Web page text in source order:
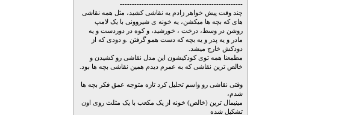
---------------------------------------------------
چند وقت پیش خواهر زادم یه نقاشی کشید، مثل همه نقاشی
های که بچه ها میکشن، یه خونه ی شیروونی با یک لامپ
روشن در وسط، درخت ، خورشید، و کوه در دوردست و یه
مادر و یه پدر و یه بچه که دست همو گرفتن .و دودی که از
دودکش خارج میشد.
مطمعنا همه توی کودکیشون این مدل نقاشی رو کشیدن و
خالص ترین نقاشی که به عمرم دیدم همین نقاشی بچه ها بود.
وقتی نقاشی رو واسم تحلیل کرد تازه متوجه عمق فکر بچه ها
شدم،
مینیمال ترین (خالص) خونه از یک مکعب با یک مثلث روی اون
تشکیل شده